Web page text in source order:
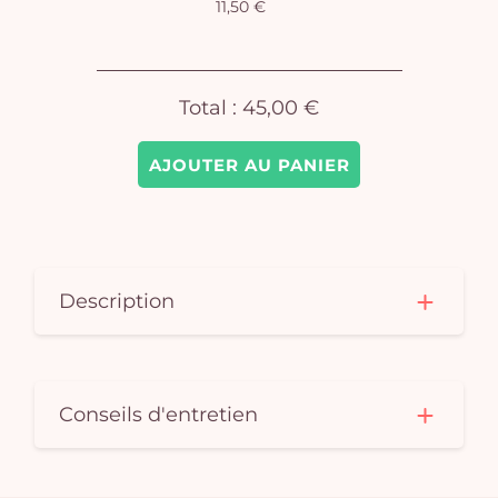
AJOUTER AU PANIER
11,50 €
Total : 45,00 €
Description
Conseils d'entretien